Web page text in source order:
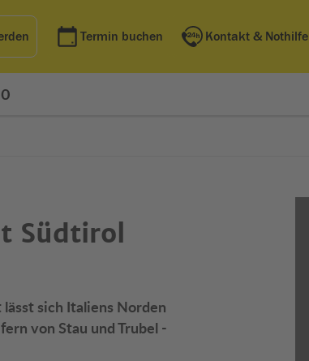
Termin buchen Kontakt & Nothilfe
Südtirol
sich Italiens Norden
von Stau und Trubel -